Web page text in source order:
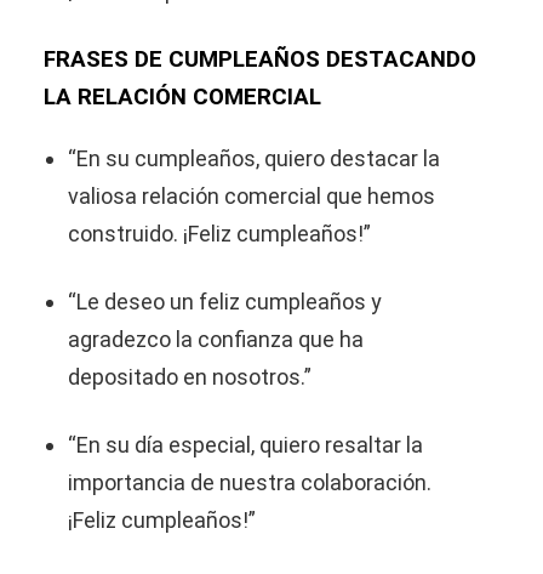
FRASES DE CUMPLEAÑOS DESTACANDO
LA RELACIÓN COMERCIAL
“En su cumpleaños, quiero destacar la
valiosa relación comercial que hemos
construido. ¡Feliz cumpleaños!”
“Le deseo un feliz cumpleaños y
agradezco la confianza que ha
depositado en nosotros.”
“En su día especial, quiero resaltar la
importancia de nuestra colaboración.
¡Feliz cumpleaños!”